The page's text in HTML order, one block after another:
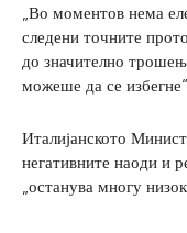
„Во моментов нема
следени точните
до значително
можеше да се
Италијанското
негативните наоди и
„останува многу